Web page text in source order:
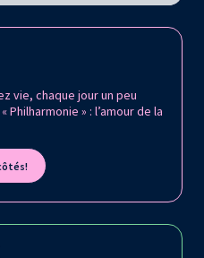
vie, chaque jour un peu
» : l’amour de la
sur